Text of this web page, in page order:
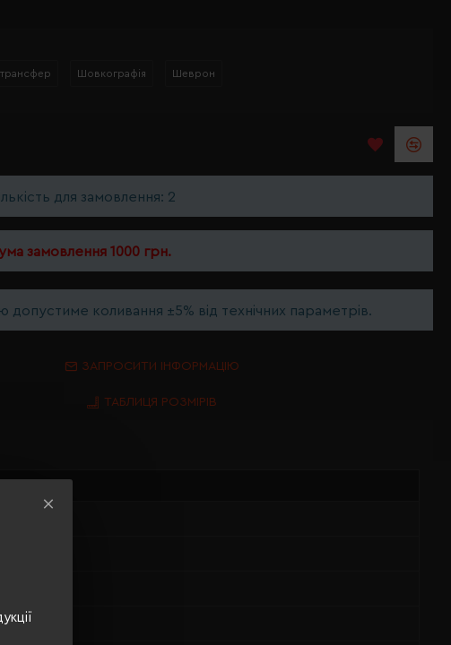
Шовкографія Шеврон
для замовлення: 2
замовлення 1000 грн.
допустиме коливання ±5% від технічних параметрів.
ЗАПРОСИТИ ІНФОРМАЦІЮ
ТАБЛИЦЯ РОЗМІРІВ